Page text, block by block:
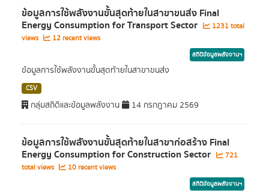
ข้อมูลการใช้พลังงานขั้นสุดท้ายในสาขาขนส่ง Final
Energy Consumption for Transport Sector
1231 total
views
12 recent views
สถิติข้อมูลพลังงานฯ
ข้อมูลการใช้พลังงานขั้นสุดท้ายในสาขาขนส่ง
CSV
กลุ่มสถิติและข้อมูลพลังงาน 14 กรกฎาคม 2569
ข้อมูลการใช้พลังงานขั้นสุดท้ายในสาขาก่อสร้าง Final
Energy Consumption for Construction Sector
721
total views
10 recent views
สถิติข้อมูลพลังงานฯ